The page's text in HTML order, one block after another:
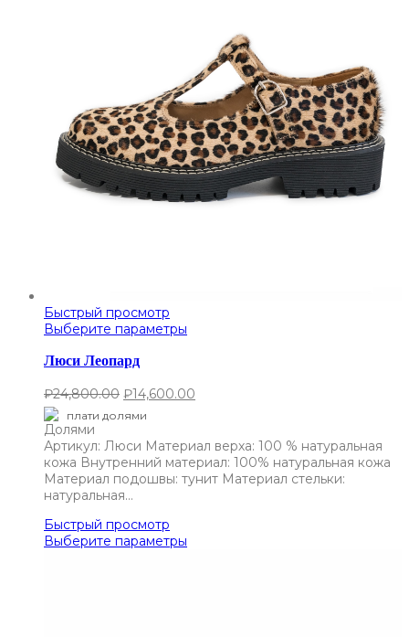
Быстрый просмотр
Выберите параметры
Люси Леопард
₽24,800.00 ₽14,600.00
плати долями
Артикул: Люси Материал верха: 100 % натуральная
кожа Внутренний материал: 100% натуральная кожа
Материал подошвы: тунит Материал стельки:
натуральная…
Быстрый просмотр
Выберите параметры